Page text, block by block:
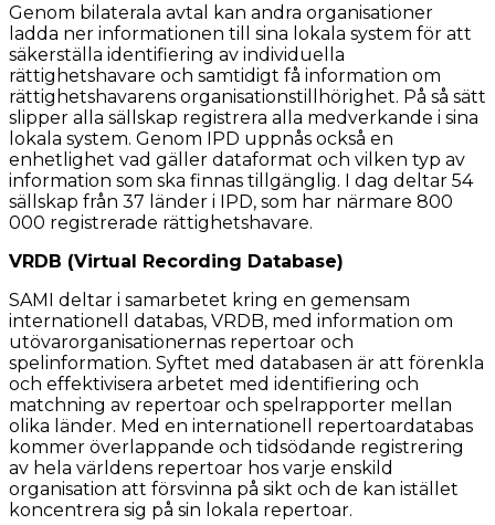
Genom bilaterala avtal kan andra organisationer
ladda ner informationen till sina lokala system för att
säkerställa identifiering av individuella
rättighetshavare och samtidigt få information om
rättighetshavarens organisationstillhörighet. På så sätt
slipper alla sällskap registrera alla medverkande i sina
lokala system. Genom IPD uppnås också en
enhetlighet vad gäller dataformat och vilken typ av
information som ska finnas tillgänglig. I dag deltar 54
sällskap från 37 länder i IPD, som har närmare 800
000 registrerade rättighetshavare.
VRDB (Virtual Recording Database)
SAMI deltar i samarbetet kring en gemensam
internationell databas, VRDB, med information om
utövarorganisationernas repertoar och
spelinformation. Syftet med databasen är att förenkla
och effektivisera arbetet med identifiering och
matchning av repertoar och spelrapporter mellan
olika länder. Med en internationell repertoardatabas
kommer överlappande och tidsödande registrering
av hela världens repertoar hos varje enskild
organisation att försvinna på sikt och de kan istället
koncentrera sig på sin lokala repertoar.